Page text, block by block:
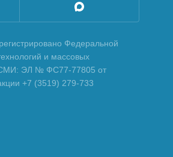
Федеральной
и массовых
СМИ: ЭЛ № ФС77-77805 от
+7 (3519) 279-733